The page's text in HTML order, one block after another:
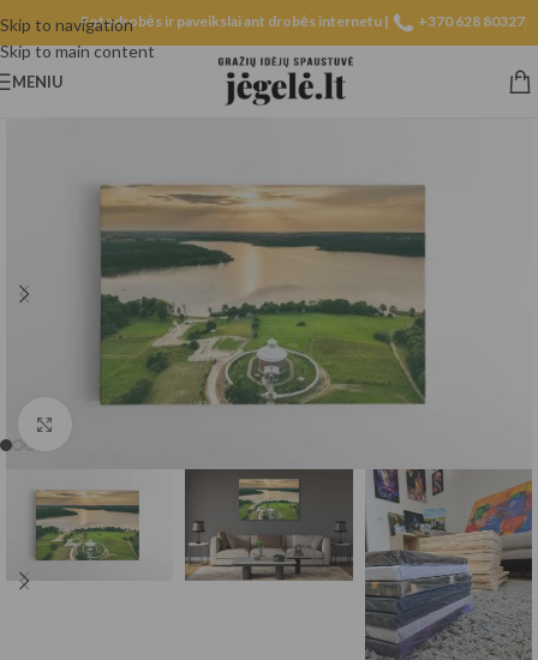
Skip to navigation
Skip to main content
Fotodrobės ir paveikslai ant drobės internetu | +370 628 80327
MENIU